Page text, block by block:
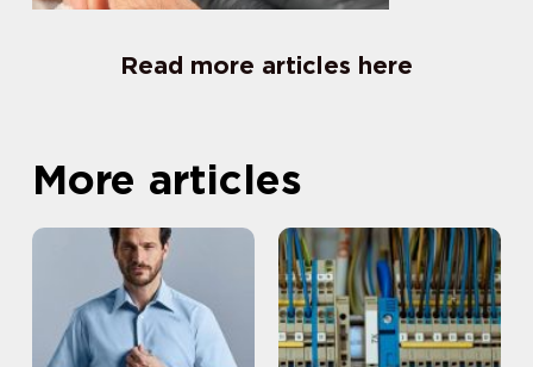
Read more articles here
More articles